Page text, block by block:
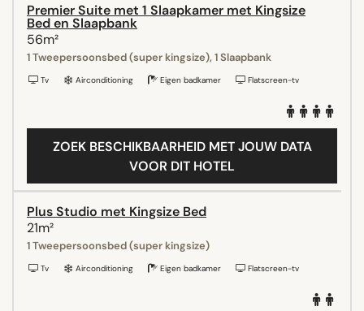
Premier Suite met 1 Slaapkamer met Kingsize
Bed en Slaapbank
56m²
1 Tweepersoonsbed (super kingsize), 1 Slaapbank
Tv Airconditioning Eigen badkamer Flatscreen-tv
ZOEK BESCHIKBAARHEID MET JOUW DATA
VOOR DIT HOTEL
Plus Studio met Kingsize Bed
21m²
1 Tweepersoonsbed (super kingsize)
Tv Airconditioning Eigen badkamer Flatscreen-tv